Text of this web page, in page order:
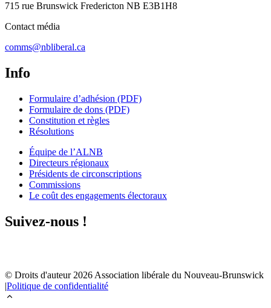
715 rue Brunswick Fredericton NB E3B1H8
Contact média
comms@nbliberal.ca
Info
Formulaire d’adhésion (PDF)
Formulaire de dons (PDF)
Constitution et règles
Résolutions
Équipe de l’ALNB
Directeurs régionaux
Présidents de circonscriptions
Commissions
Le coût des engagements électoraux
Suivez-nous !
© Droits d'auteur 2026 Association libérale du Nouveau-Brunswick
|Politique de confidentialité